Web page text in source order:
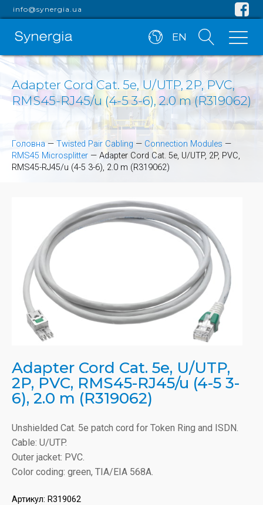
info@synergia.ua
EN
Adapter Cord Cat. 5e, U/UTP, 2P, PVC,
RMS45-RJ45/u (4-5 3-6), 2.0 m (R319062)
Головна — Twisted Pair Cabling — Connection Modules —
RMS45 Microsplitter — Adapter Cord Cat. 5e, U/UTP, 2P, PVC,
RMS45-RJ45/u (4-5 3-6), 2.0 m (R319062)
Adapter Cord Cat. 5e, U/UTP,
2P, PVC, RMS45-RJ45/u (4-5 3-
6), 2.0 m (R319062)
Unshielded Cat. 5e patch cord for Token Ring and ISDN.
Cable: U/UTP.
Outer jacket: PVC.
Color coding: green, TIA/EIA 568A.
Артикул: R319062